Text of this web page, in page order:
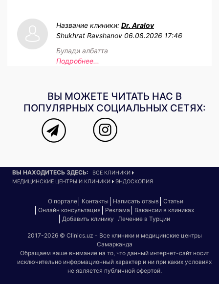
Название клиники: Dr. Aralov
Shukhrat Ravshanov 06.08.2026 17:46
Булади албатта
Подробнее...
ВЫ МОЖЕТЕ ЧИТАТЬ НАС В
ПОПУЛЯРНЫХ СОЦИАЛЬНЫХ СЕТЯХ:
ВЫ НАХОДИТЕСЬ ЗДЕСЬ:
ВСЕ КЛИНИКИ
МЕДИЦИНСКИЕ ЦЕНТРЫ И КЛИНИКИ
ЭНДОСКОПИЯ
О портале Контакты Написать отзыв
Статьи
Онлайн консультация
Реклама
Вакансии в клиниках
Добавить клинику
Лечение в Турции
2017-2026 © Clinics.uz - Все клиники и медицинские центры
Самарканда
Обращаем ваше внимание на то, что данный интернет-сайт носит
исключительно информационный характер и ни при каких условиях
не является публичной офертой.